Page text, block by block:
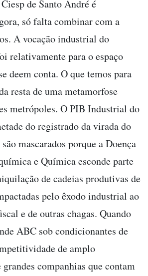
de Santo André é
só falta combinar com a
A vocação industrial do
relativamente para o espaço
deem conta. O que temos para
resta de uma metamorfose
metrópoles. O PIB Industrial do
do registrado da virada do
mascarados porque a Doença
e Química esconde parte
de cadeias produtivas de
pelo êxodo industrial ao
e de outras chagas. Quando
ABC sob condicionantes de
de amplo
companhias que contam